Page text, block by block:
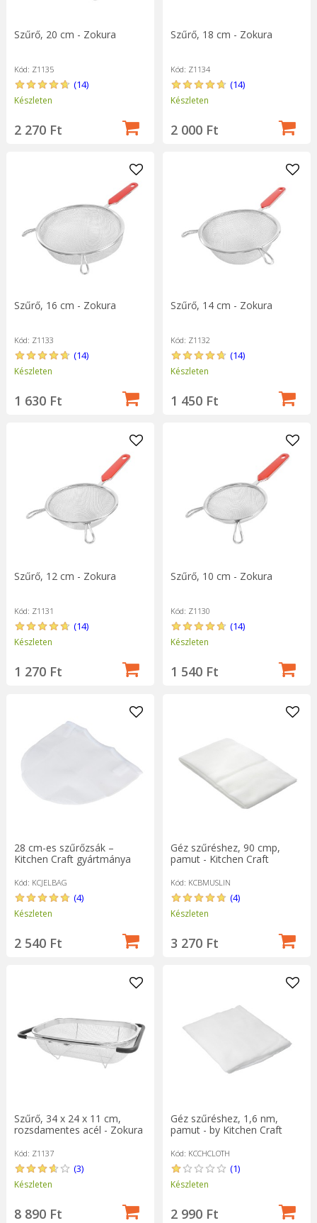
Szűrő, 20 cm - Zokura
Kód: Z1135
(14)
Készleten
2 270 Ft
Szűrő, 18 cm - Zokura
Kód: Z1134
(14)
Készleten
2 000 Ft
Szűrő, 16 cm - Zokura
Kód: Z1133
(14)
Készleten
1 630 Ft
Szűrő, 14 cm - Zokura
Kód: Z1132
(14)
Készleten
1 450 Ft
Szűrő, 12 cm - Zokura
Kód: Z1131
(14)
Készleten
1 270 Ft
Szűrő, 10 cm - Zokura
Kód: Z1130
(14)
Készleten
1 540 Ft
28 cm-es szűrőzsák –
Kitchen Craft gyártmánya
Kód: KCJELBAG
(4)
Készleten
2 540 Ft
Géz szűréshez, 90 cmp,
pamut - Kitchen Craft
Kód: KCBMUSLIN
(4)
Készleten
3 270 Ft
Szűrő, 34 x 24 x 11 cm,
rozsdamentes acél - Zokura
Kód: Z1137
(3)
Készleten
8 890 Ft
Géz szűréshez, 1,6 nm,
pamut - by Kitchen Craft
Kód: KCCHCLOTH
(1)
Készleten
2 990 Ft